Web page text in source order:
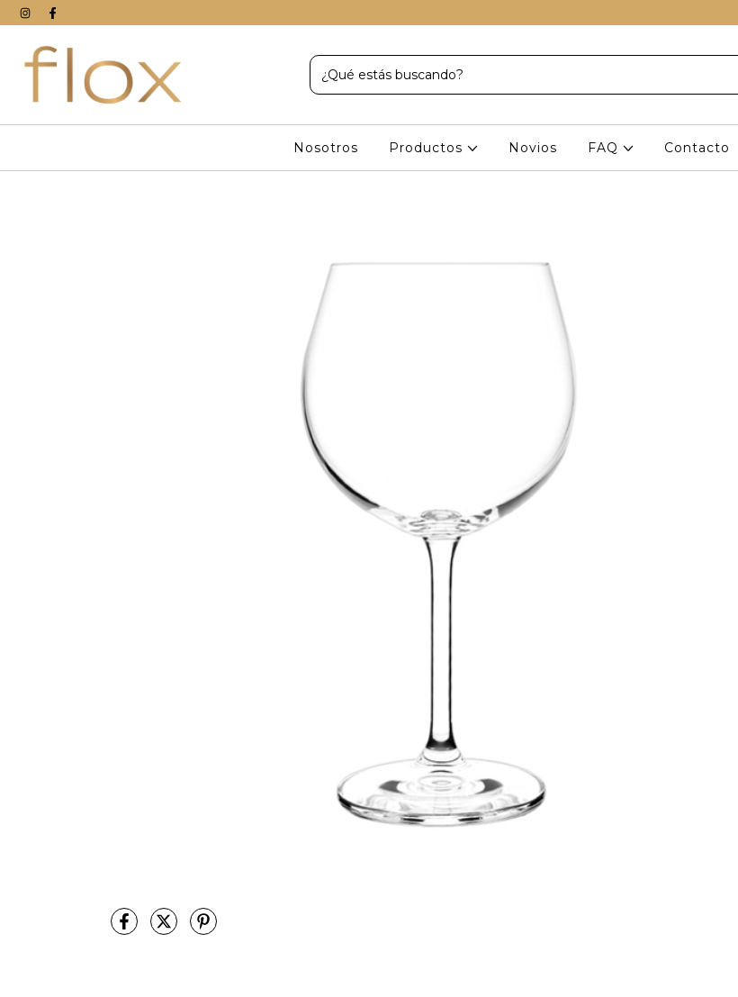
Nosotros Productos Novios FAQ Contacto